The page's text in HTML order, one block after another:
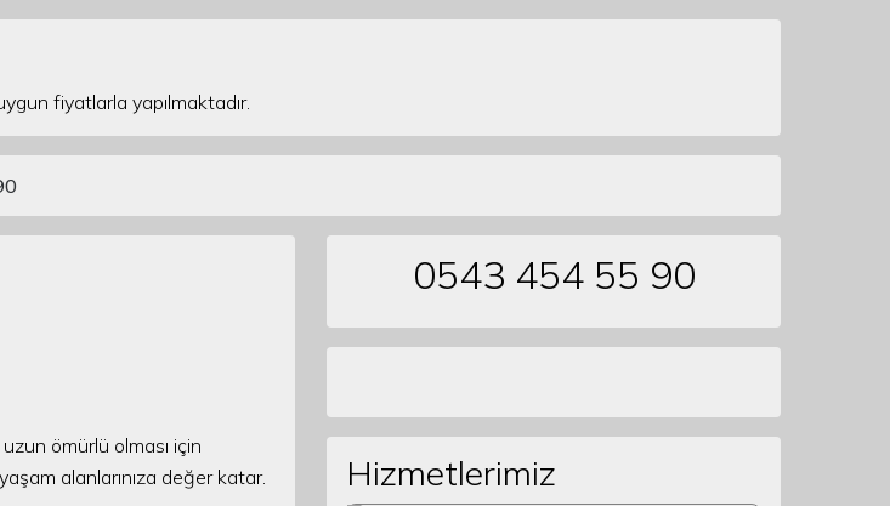
fiyatlarla yapılmaktadır.
ömürlü olması için
alanlarınıza değer katar.
0543 454 55 90
Hizmetlerimiz